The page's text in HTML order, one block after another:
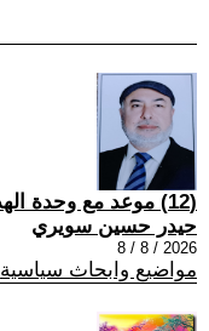
(12) موعد مع وحدة الهدف: العراق هَمُّنا
حيدر حسين سويري
2026 / 8 / 8
مواضيع وابحاث سياسية